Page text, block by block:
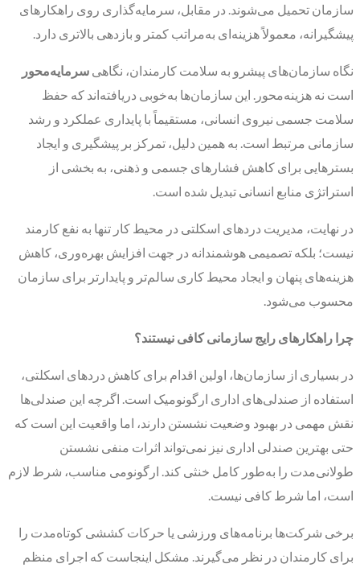
سازمان تحمیل می‌شوند. در مقابل، سرمایه‌گذاری روی راهکارهای
پیشگیرانه، معمولاً هزینه‌ای به‌مراتب کمتر و بازدهی بالاتری دارد.
نگاه سازمان‌های پیشرو به سلامت کارمندان، نگاهی سرمایه‌محور
است نه هزینه‌محور. این سازمان‌ها به‌خوبی دریافته‌اند که حفظ
سلامت جسمی نیروی انسانی، مستقیماً با پایداری عملکرد و رشد
سازمانی مرتبط است. به همین دلیل، تمرکز بر پیشگیری و ایجاد
بسترهایی برای کاهش فشارهای جسمی و ذهنی، به بخشی از
استراتژی منابع انسانی تبدیل شده است.
در نهایت، مدیریت دردهای اسکلتی در محیط کار تنها به نفع کارمند
نیست؛ بلکه تصمیمی هوشمندانه در جهت افزایش بهره‌وری، کاهش
هزینه‌های پنهان و ایجاد محیط کاری سالم‌تر و پایدارتر برای سازمان
محسوب می‌شود.
چرا راهکارهای رایج سازمانی کافی نیستند؟
در بسیاری از سازمان‌ها، اولین اقدام برای کاهش دردهای اسکلتی،
استفاده از صندلی‌های اداری ارگونومیک است. اگرچه این صندلی‌ها
نقش مهمی در بهبود وضعیت نشستن دارند، اما واقعیت این است که
حتی بهترین صندلی اداری نیز نمی‌تواند اثرات منفی نشستن
طولانی‌مدت را به‌طور کامل خنثی کند. ارگونومی مناسب، شرط لازم
است، اما شرط کافی نیست.
برخی شرکت‌ها برنامه‌های ورزشی یا حرکات کششی کوتاه‌مدت را
برای کارمندان در نظر می‌گیرند. مشکل اینجاست که اجرای منظم